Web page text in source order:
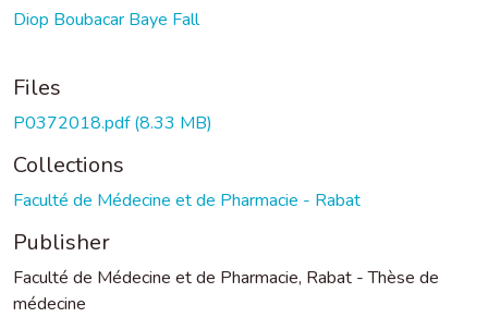
Diop Boubacar Baye Fall
Files
P0372018.pdf(8.33 MB)
Collections
Faculté de Médecine et de Pharmacie - Rabat
Publisher
Faculté de Médecine et de Pharmacie, Rabat - Thèse de
médecine